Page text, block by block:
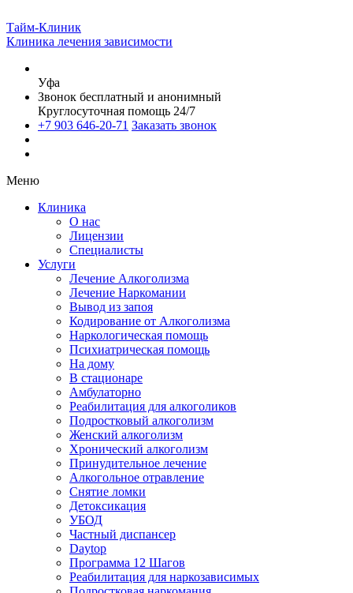
Тайм-Клиник
Клиника лечения зависимости
Уфа
Звонок бесплатный и анонимный
Круглосуточная помощь 24/7
+7 903 646-20-71 Заказать звонок
Меню
Клиника
О нас
Лицензии
Специалисты
Услуги
Лечение Алкоголизма
Лечение Наркомании
Вывод из запоя
Кодирование от Алкоголизма
Наркологическая помощь
Психиатрическая помощь
На дому
В стационаре
Амбулаторно
Реабилитация для алкоголиков
Подростковый алкоголизм
Женский алкоголизм
Хронический алкоголизм
Принудительное лечение
Алкогольное отравление
Снятие ломки
Детоксикация
УБОД
Частный диспансер
Daytop
Программа 12 Шагов
Реабилитация для наркозависимых